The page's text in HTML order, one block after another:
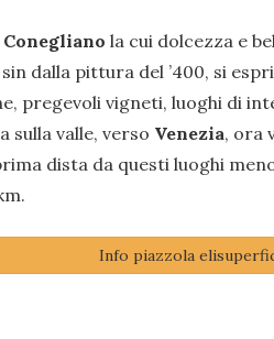
la cui dolcezza e
dalla pittura del ’400, si
pregevoli vigneti, luoghi di
sulla valle, verso Venezia, ora
dista da questi luoghi
Info piazzola